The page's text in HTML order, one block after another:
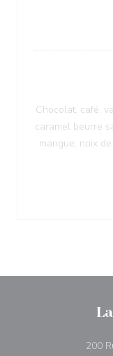
Chocolat, café,
caramel beurre
mangue, noix
200